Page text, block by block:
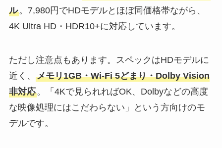
ル。7,980円でHDモデルとほぼ同価格帯ながら、
4K Ultra HD・HDR10+に対応しています。
ただし注意点もあります。スペックはHDモデルに
近く、 メモリ1GB・Wi-Fi 5どまり・Dolby Vision
非対応。「4Kで見られればOK、Dolbyなどの高度
な映像処理にはこだわらない」という方向けのモ
デルです。